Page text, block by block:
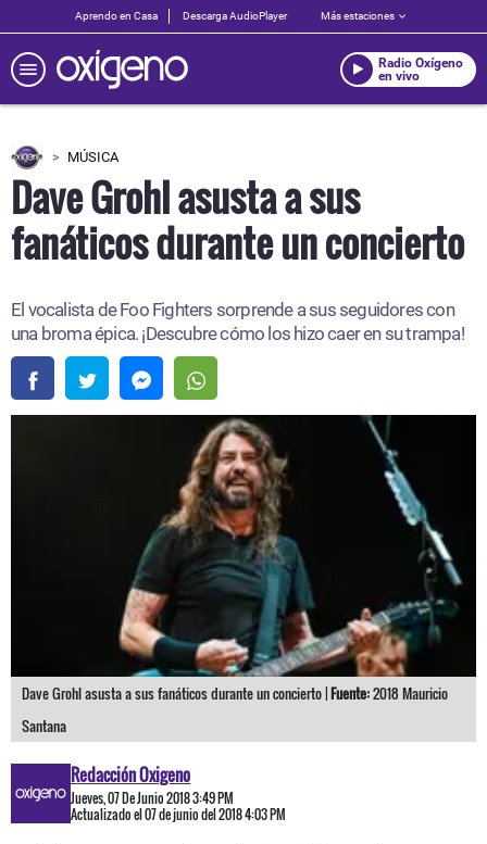
Aprendo en Casa Descarga AudioPlayer Más estaciones
Radio Oxígeno
en vivo
MÚSICA
Dave Grohl asusta a sus
fanáticos durante un concierto
El vocalista de Foo Fighters sorprende a sus seguidores con
una broma épica. ¡Descubre cómo los hizo caer en su trampa!
Dave Grohl asusta a sus fanáticos durante un concierto |Fuente:2018 Mauricio
Santana
Redacción Oxigeno
Jueves, 07 De Junio 2018 3:49 PM
Actualizado el 07 de junio del 2018 4:03 PM